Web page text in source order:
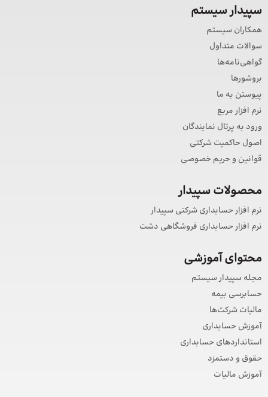
سپیدار سیستم
همکاران سیستم
سوالات متداول
گواهی‌نامه‌ها
بروشورها
پیوستن به ما
نرم افزار مربع
ورود به پرتال نمایندگان
اصول حاکمیت شرکتی
قوانین و حریم خصوصی
محصولات سپیدار
نرم افزار حسابداری شرکتی سپیدار
نرم افزار حسابداری فروشگاهی دشت
محتوای آموزشی
مجله سپیدار سیستم
حسابرسی بیمه
مالیات شرکت‌ها
آموزش حسابداری
استانداردهای حسابداری
حقوق و دستمزد
آموزش مالیات